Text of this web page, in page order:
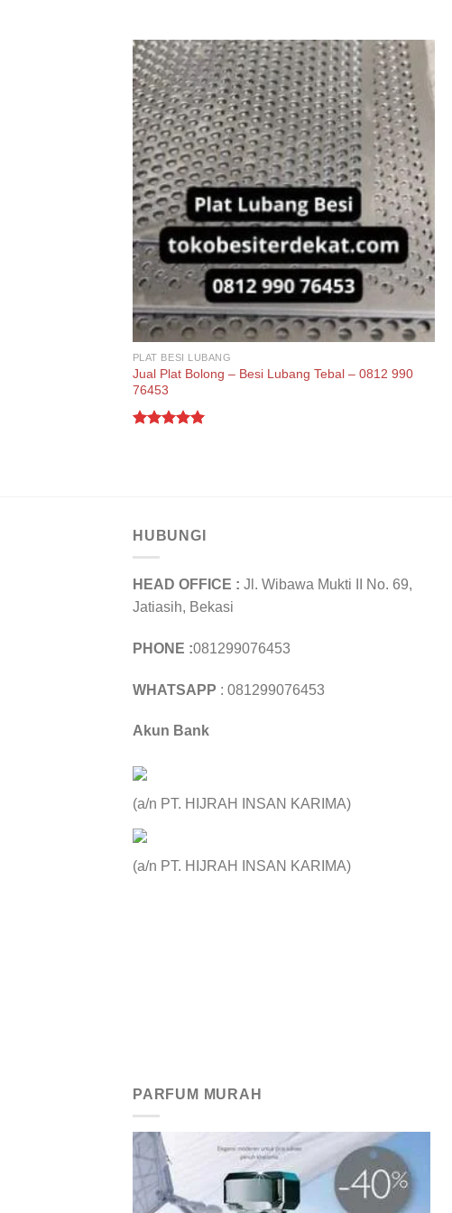
PLAT BESI LUBANG
Jual Plat Bolong – Besi Lubang Tebal – 0812 990
76453
HUBUNGI
HEAD OFFICE : Jl. Wibawa Mukti II No. 69,
Jatiasih, Bekasi
PHONE :081299076453
WHATSAPP : 081299076453
Akun Bank
(a/n PT. HIJRAH INSAN KARIMA)
(a/n PT. HIJRAH INSAN KARIMA)
PARFUM MURAH